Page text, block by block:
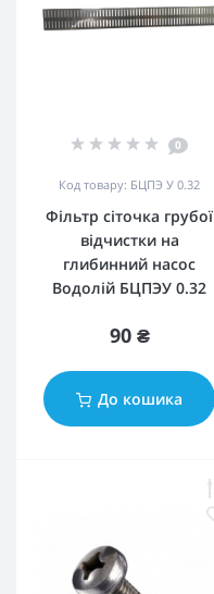
0
Код товару: БЦПЭ У 0.32
Фільтр сіточка грубої
відчистки на
глибинний насос
Водолій БЦПЭУ 0.32
90 ₴
До кошика